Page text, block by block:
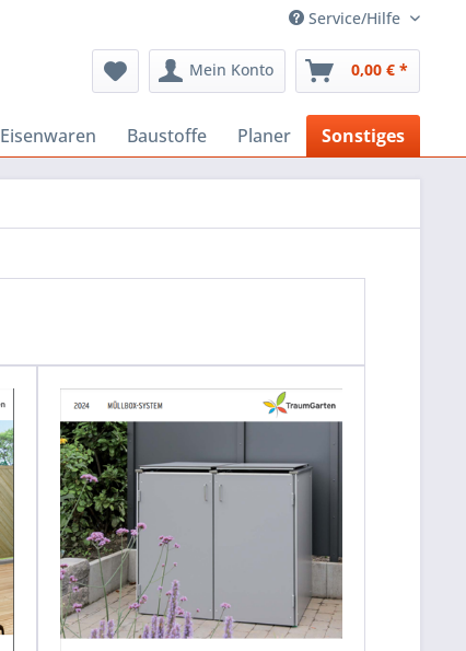
Service/Hilfe
Mein Konto 0,00 € *
Eisenwaren Baustoffe Planer Sonstiges